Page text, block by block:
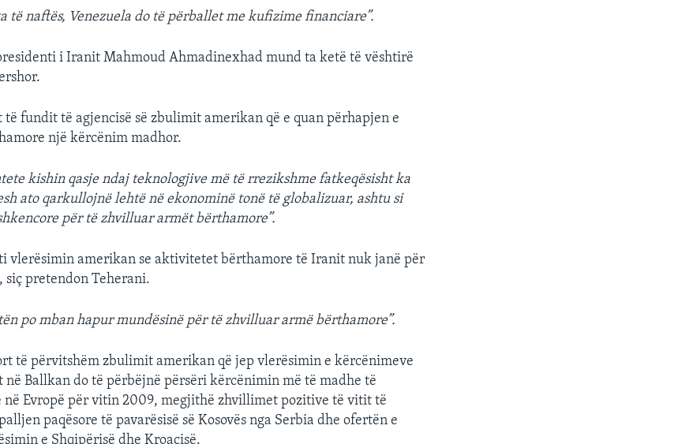
të naftës, Venezuela do të përballet me kufizime financiare”.
i Iranit Mahmoud Ahmadinexhad mund ta ketë të vështirë
fundit të agjencisë së zbulimit amerikan që e quan përhapjen e
një kërcënim madhor.
kishin qasje ndaj teknologjive më të rrezikshme fatkeqësisht ka
ato qarkullojnë lehtë në ekonominë tonë të globalizuar, ashtu si
për të zhvilluar armët bërthamore”.
vlerësimin amerikan se aktivitetet bërthamore të Iranit nuk janë për
siç pretendon Teherani.
po mban hapur mundësinë për të zhvilluar armë bërthamore”.
të përvitshëm zbulimit amerikan që jep vlerësimin e kërcënimeve
në Ballkan do të përbëjnë përsëri kërcënimin më të madhe të
në Evropë për vitin 2009, megjithë zhvillimet pozitive të vitit të
paqësore të pavarësisë së Kosovës nga Serbia dhe ofertën e
e Shqipërisë dhe Kroacisë.